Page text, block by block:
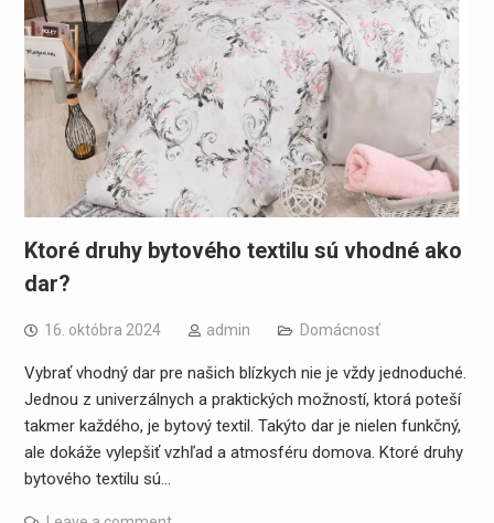
Ktoré druhy bytového textilu sú vhodné ako
dar?
16. októbra 2024 admin Domácnosť
Vybrať vhodný dar pre našich blízkych nie je vždy jednoduché.
Jednou z univerzálnych a praktických možností, ktorá poteší
takmer každého, je bytový textil. Takýto dar je nielen funkčný,
ale dokáže vylepšiť vzhľad a atmosféru domova. Ktoré druhy
bytového textilu sú…